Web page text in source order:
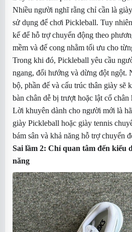
Nhiều người nghĩ rằng chỉ cần là
sử dụng để chơi Pickleball. Tuy
kế để hỗ trợ chuyển động theo
mềm và đế cong nhằm tối ưu cho
Trong khi đó, Pickleball yêu cầu
ngang, đổi hướng và dừng đột ngột.
bộ, phần đế và cấu trúc thân giày sẽ
bàn chân dễ bị trượt hoặc lật cổ chân
Lời khuyên dành cho người mới là
giày Pickleball hoặc giày tennis
bám sân và khả năng hỗ trợ chuyển
Sai lầm 2: Chỉ quan tâm đến kiểu
năng